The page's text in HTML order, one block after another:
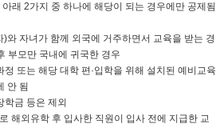
래 2가지 중 하나에 해당이 되는 경우에만 공제됨
와 자녀가 함께 외국에 거주하면서 교육을 받는 경
부모만 국내에 귀국한 경우
또는 해당 대학 편·입학을 위해 설치된 예비교육
안 됨
금 등은 제외
해외유학 후 입사한 직원이 입사 전에 지급한 교